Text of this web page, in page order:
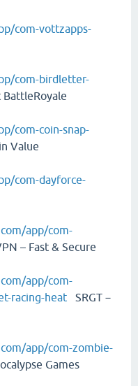
com-vottzapps-
com-birdletter-
BattleRoyale
com-coin-snap-
Value
com-dayforce-
app/com-
– Fast & Secure
app/com-
racing-heat SRGT－
app/com-zombie-
Games